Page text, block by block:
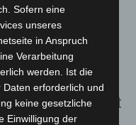
Teilnehmer
freie Restplätze
dafür einen
vor Ort
Sofern eine
unseres
in Anspruch
Verarbeitung
werden. Ist die
erforderlich und
keine gesetzliche
Einwilligung der